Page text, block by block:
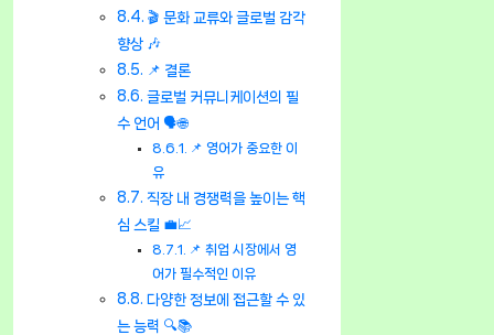
🎬 문화 교류와 글로벌 감각
향상 🎶
📌 결론
글로벌 커뮤니케이션의 필
수 언어 🗣️🌐
📌 영어가 중요한 이
유
직장 내 경쟁력을 높이는 핵
심 스킬 💼📈
📌 취업 시장에서 영
어가 필수적인 이유
다양한 정보에 접근할 수 있
는 능력 🔍📚